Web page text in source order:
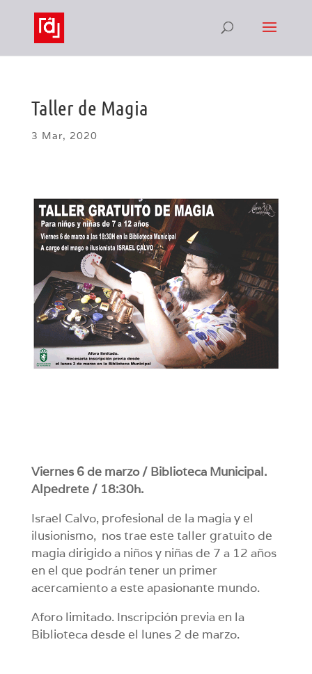
Taller de Magia
3 Mar, 2020
Viernes 6 de marzo / Biblioteca Municipal.
Alpedrete / 18:30h.
Israel Calvo, profesional de la magia y el
ilusionismo, nos trae este taller gratuito de
magia dirigido a niños y niñas de 7 a 12 años
en el que podrán tener un primer
acercamiento a este apasionante mundo.
Aforo limitado. Inscripción previa en la
Biblioteca desde el lunes 2 de marzo.